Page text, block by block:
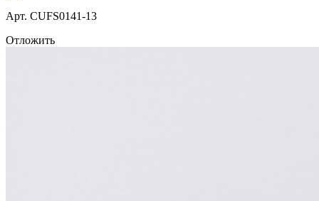
Арт. СUFS0141-13
Отложить